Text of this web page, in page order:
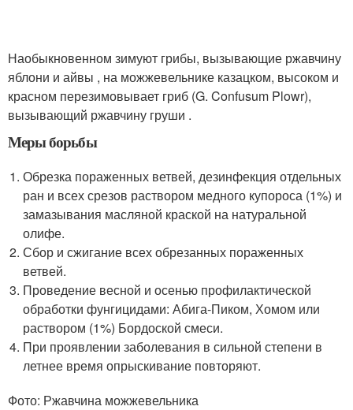
Наобыкновенном зимуют грибы, вызывающие ржавчину
яблони и айвы , на можжевельнике казацком, высоком и
красном перезимовывает гриб (G. Confusum Plowr),
вызывающий ржавчину груши .
Меры борьбы
Обрезка пораженных ветвей, дезинфекция отдельных
ран и всех срезов раствором медного купороса (1%) и
замазывания масляной краской на натуральной
олифе.
Сбор и сжигание всех обрезанных пораженных
ветвей.
Проведение весной и осенью профилактической
обработки фунгицидами: Абига-Пиком, Хомом или
раствором (1%) Бордоской смеси.
При проявлении заболевания в сильной степени в
летнее время опрыскивание повторяют.
Фото: Ржавчина можжевельника